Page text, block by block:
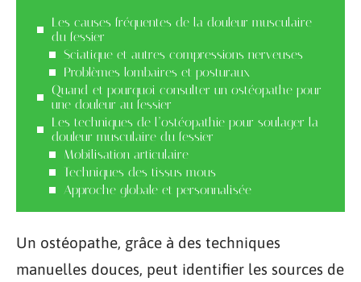
Les causes fréquentes de la douleur musculaire
du fessier
Sciatique et autres compressions nerveuses
Problèmes lombaires et posturaux
Quand et pourquoi consulter un ostéopathe pour
une douleur au fessier
Les techniques de l’ostéopathie pour soulager la
douleur musculaire du fessier
Mobilisation articulaire
Techniques des tissus mous
Approche globale et personnalisée
Un ostéopathe, grâce à des techniques
manuelles douces, peut identifier les sources de